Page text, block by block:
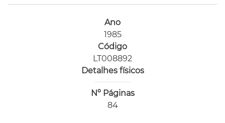
Ano
1985
Código
LT008892
Detalhes físicos
Nº Páginas
84